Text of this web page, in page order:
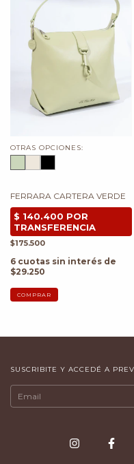
OTRAS OPCIONES:
FERRARA CARTERA VERDE
$175.500
6 cuotas sin interés de
$29.250
COMPRAR
SUSCRIBITE Y ACCEDÉ A